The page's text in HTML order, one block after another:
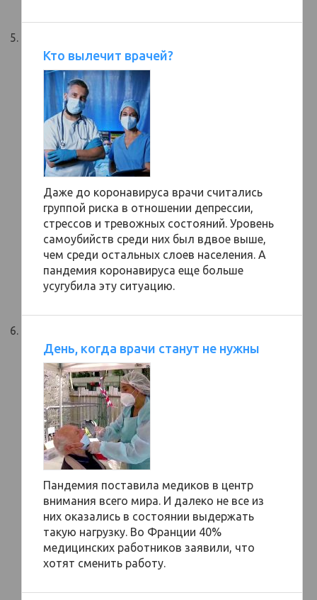
Кто вылечит врачей?
Даже до коронавируса врачи считались
группой риска в отношении депрессии,
стрессов и тревожных состояний. Уровень
самоубийств среди них был вдвое выше,
чем среди остальных слоев населения. А
пандемия коронавируса еще больше
усугубила эту ситуацию.
День, когда врачи станут не нужны
Пандемия поставила медиков в центр
внимания всего мира. И далеко не все из
них оказались в состоянии выдержать
такую нагрузку. Во Франции 40%
медицинских работников заявили, что
хотят сменить работу.